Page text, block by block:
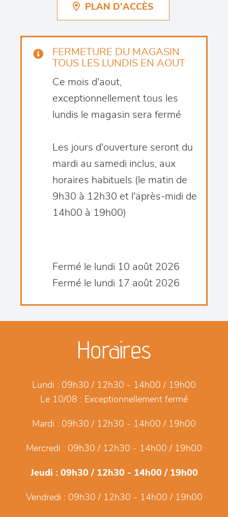
PLAN D'ACCÈS
FERMETURE DU MAGASIN
TOUS LES LUNDIS EN AOUT
Ce mois d'aout,
exceptionnellement tous les
lundis le magasin sera fermé
Les jours d'ouverture seront du
mardi au samedi inclus, aux
horaires habituels (le matin de
9h30 à 12h30 et l'après-midi de
14h00 à 19h00)
Fermé le lundi 10 août 2026
Fermé le lundi 17 août 2026
Horaires
Lundi : 09h30 / 12h30 - 14h00 / 19h00
Le 10/08 : Exceptionnellement fermé
Mardi : 09h30 / 12h30 - 14h00 / 19h00
Mercredi : 09h30 / 12h30 - 14h00 / 19h00
Jeudi : 09h30 / 12h30 - 14h00 / 19h00
Vendredi : 09h30 / 12h30 - 14h00 / 19h00